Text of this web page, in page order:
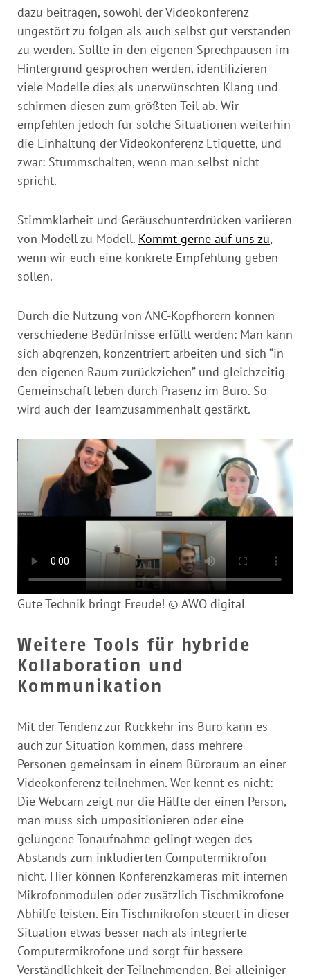
dazu beitragen, sowohl der Videokonferenz
ungestört zu folgen als auch selbst gut verstanden
zu werden. Sollte in den eigenen Sprechpausen im
Hintergrund gesprochen werden, identifizieren
viele Modelle dies als unerwünschten Klang und
schirmen diesen zum größten Teil ab. Wir
empfehlen jedoch für solche Situationen weiterhin
die Einhaltung der Videokonferenz Etiquette, und
zwar: Stummschalten, wenn man selbst nicht
spricht.
Stimmklarheit und Geräuschunterdrücken variieren
von Modell zu Modell. Kommt gerne auf uns zu,
wenn wir euch eine konkrete Empfehlung geben
sollen.
Durch die Nutzung von ANC-Kopfhörern können
verschiedene Bedürfnisse erfüllt werden: Man kann
sich abgrenzen, konzentriert arbeiten und sich “in
den eigenen Raum zurückziehen” und gleichzeitig
Gemeinschaft leben durch Präsenz im Büro. So
wird auch der Teamzusammenhalt gestärkt.
Gute Technik bringt Freude! © AWO digital
Weitere Tools für hybride
Kollaboration und
Kommunikation
Mit der Tendenz zur Rückkehr ins Büro kann es
auch zur Situation kommen, dass mehrere
Personen gemeinsam in einem Büroraum an einer
Videokonferenz teilnehmen. Wer kennt es nicht:
Die Webcam zeigt nur die Hälfte der einen Person,
man muss sich umpositionieren oder eine
gelungene Tonaufnahme gelingt wegen des
Abstands zum inkludierten Computermikrofon
nicht. Hier können Konferenzkameras mit internen
Mikrofonmodulen oder zusätzlich Tischmikrofone
Abhilfe leisten. Ein Tischmikrofon steuert in dieser
Situation etwas besser nach als integrierte
Computermikrofone und sorgt für bessere
Verständlichkeit der Teilnehmenden. Bei alleiniger